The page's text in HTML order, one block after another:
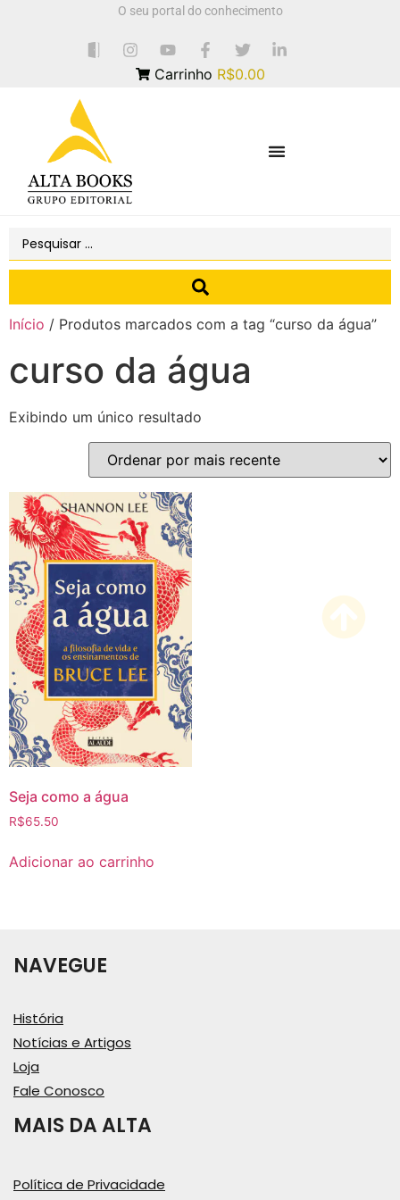
O seu portal do conhecimento
Carrinho R$0.00
Início / Produtos marcados com a tag “curso da água”
curso da água
Exibindo um único resultado
Seja como a água
R$65.50
Adicionar ao carrinho
NAVEGUE
História
Notícias e Artigos
Loja
Fale Conosco
MAIS DA ALTA
Política de Privacidade